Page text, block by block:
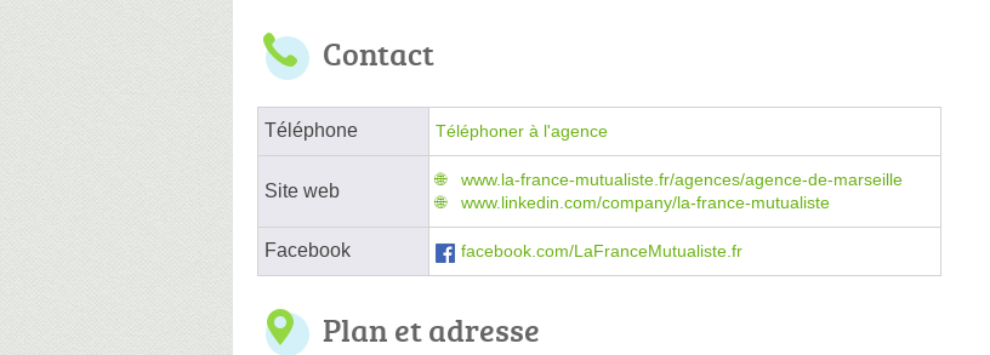
Contact
Téléphone Téléphoner à l'agence
Site web
www.la-france-mutualiste.fr/agences/agence-de-marseille
www.linkedin.com/company/la-france-mutualiste
Facebook facebook.com/LaFranceMutualiste.fr
Plan et adresse